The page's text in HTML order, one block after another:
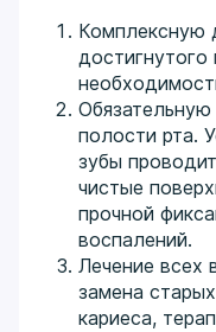
Комплексную
достигнутого
полости рта.
зубы
чистые
прочной
воспалений.
Лечение всех
замена
кариеса,